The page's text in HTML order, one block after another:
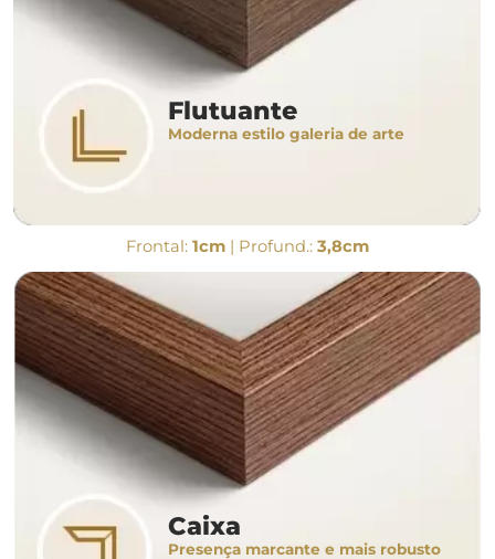
Flutuante
Moderna estilo galeria de arte
Frontal: 1cm | Profund.: 3,8cm
Caixa
Presença marcante e mais robusto